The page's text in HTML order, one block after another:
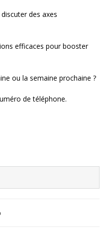
des axes
efficaces pour booster
ou la semaine prochaine ?
de téléphone.